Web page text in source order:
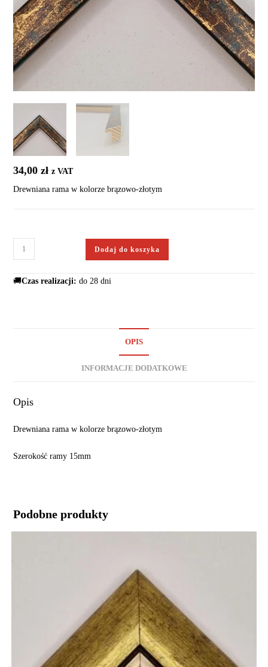
34,00zł z VAT
Drewniana rama w kolorze brązowo-złotym
Dodaj do koszyka
🚚Czas realizacji:do 28 dni
OPIS
INFORMACJE DODATKOWE
Opis
Drewniana rama w kolorze brązowo-złotym
Szerokość ramy 15mm
Podobne produkty